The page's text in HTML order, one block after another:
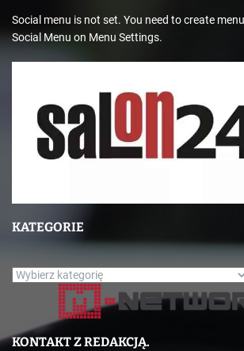
Social menu is not set. You need to create
Social Menu on Menu Settings.
KATEGORIE
K
e
KONTAKT Z REDAKCJĄ.